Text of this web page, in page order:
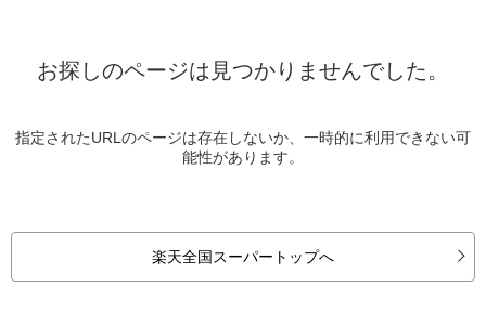
お探しのページは見つかりませんでした。
指定されたURLのページは存在しないか、一時的に利用できない可
能性があります。
楽天全国スーパートップへ